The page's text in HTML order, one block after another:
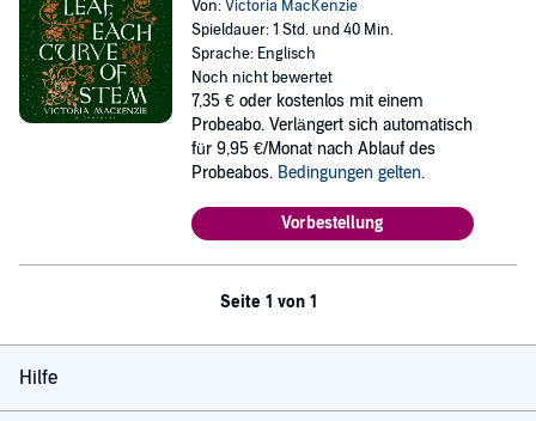
Von:Victoria MacKenzie
Spieldauer: 1 Std. und 40 Min.
Sprache: Englisch
Noch nicht bewertet
7,35 € oder kostenlos mit einem
Probeabo. Verlängert sich automatisch
für 9,95 €/Monat nach Ablauf des
Probeabos. Bedingungen gelten.
Vorbestellung
Seite 1 von 1
Hilfe